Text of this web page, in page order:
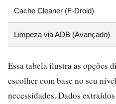
Cache Cleaner (F-Droid)
Limpeza via ADB (Avançado)
Essa tabela ilustra as opções
escolher com base no seu
necessidades. Dados